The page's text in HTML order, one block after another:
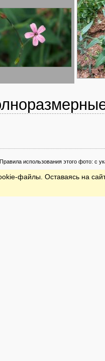
Правила использования этого фото: с
файлы. Оставаясь на